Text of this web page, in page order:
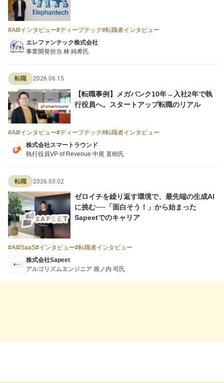
AI インタビュー ディープテック
転職者インタビュー
エレファンテック株式会社
事業開発担当 林 純希氏
転職 2026.06.15
【転職事例】メガバンク10年→入社2年で執
行役員へ。スタートアップ転職のリアル
AI インタビュー ディープテック
転職者インタビュー
株式会社スマートラウンド
執行役員VP of Revenue 中尾 直樹氏
転職 2026.03.02
ゼロイチを繰り返す環境で、最先端の生成AI
に挑む──「面白そう！」から始まった
Sapeetでのキャリア
AI SaaS インタビュー 転職者インタビュー
株式会社Sapeet
アルゴリズムエンジニア 堀ノ内 司氏